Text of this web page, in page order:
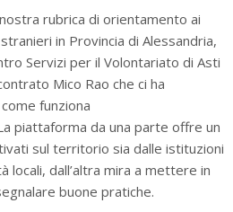
rubrica di orientamento ai
in Provincia di Alessandria,
Servizi per il Volontariato di Asti
Mico Rao che ci ha
funziona
piattaforma da una parte offre un
sul territorio sia dalle istituzioni
locali, dall’altra mira a mettere in
buone pratiche.